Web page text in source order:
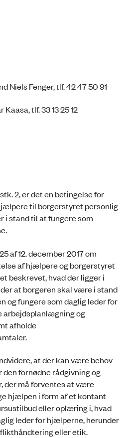
Niels Fenger, tlf. 42 47 50 91
tlf. 33 13 25 12
2, er det en betingelse for
til borgerstyret personlig
i stand til at fungere som
af 12. december 2017 om
af hjælpere og borgerstyret
beskrevet, hvad der ligger i
at borgeren skal være i stand
fungere som daglig leder for
arbejdsplanlægning og
afholde
at der kan være behov
fornødne rådgivning og
der må forventes at være
hjælpen i form af et kontant
eller oplæring i, hvad
leder for hjælperne, herunder
eller etik.